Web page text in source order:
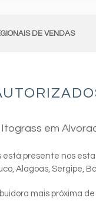
DE VENDAS
em
presente nos
Alagoas, Sergipe,
mais próxima de